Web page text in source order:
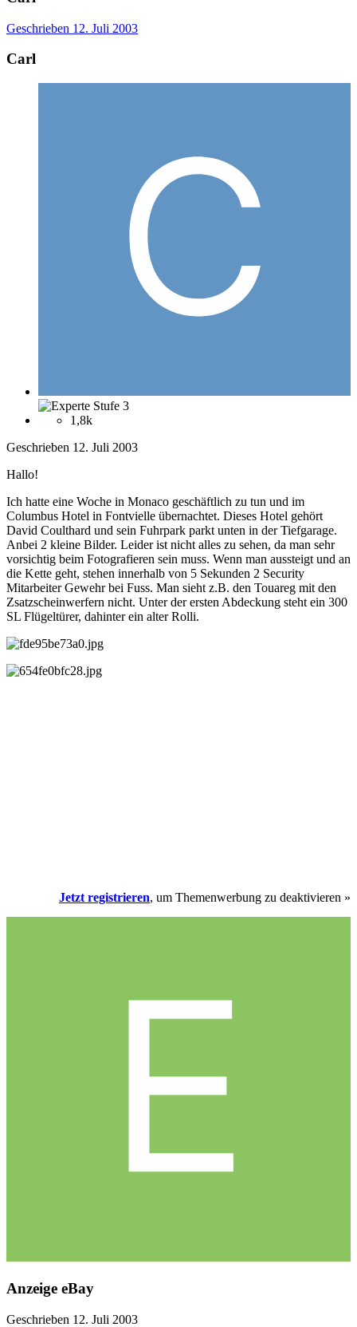
Geschrieben 12. Juli 2003
Carl
1,8k
Geschrieben 12. Juli 2003
Hallo!
Ich hatte eine Woche in Monaco geschäftlich zu tun und im
Columbus Hotel in Fontvielle übernachtet. Dieses Hotel gehört
David Coulthard und sein Fuhrpark parkt unten in der Tiefgarage.
Anbei 2 kleine Bilder. Leider ist nicht alles zu sehen, da man sehr
vorsichtig beim Fotografieren sein muss. Wenn man aussteigt und an
die Kette geht, stehen innerhalb von 5 Sekunden 2 Security
Mitarbeiter Gewehr bei Fuss. Man sieht z.B. den Touareg mit den
Zsatzscheinwerfern nicht. Unter der ersten Abdeckung steht ein 300
SL Flügeltürer, dahinter ein alter Rolli.
Jetzt registrieren, um Themenwerbung zu deaktivieren »
Anzeige eBay
Geschrieben 12. Juli 2003